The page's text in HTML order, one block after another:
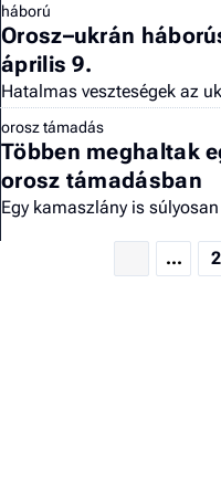
háború
Orosz–ukrán
április 9.
Hatalmas veszteségek az
orosz támadás
Többen meghaltak
orosz támadásban
Egy kamaszlány is
... 2